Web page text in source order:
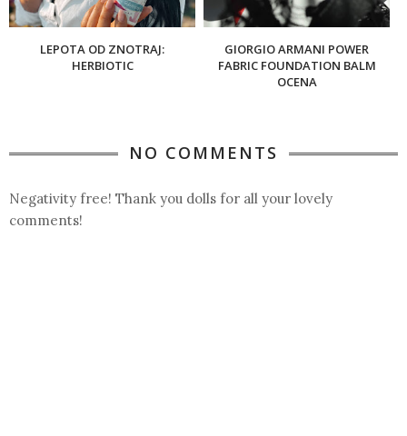
LEPOTA OD ZNOTRAJ:
HERBIOTIC
GIORGIO ARMANI POWER
FABRIC FOUNDATION BALM
OCENA
NO COMMENTS
Negativity free! Thank you dolls for all your lovely
comments!